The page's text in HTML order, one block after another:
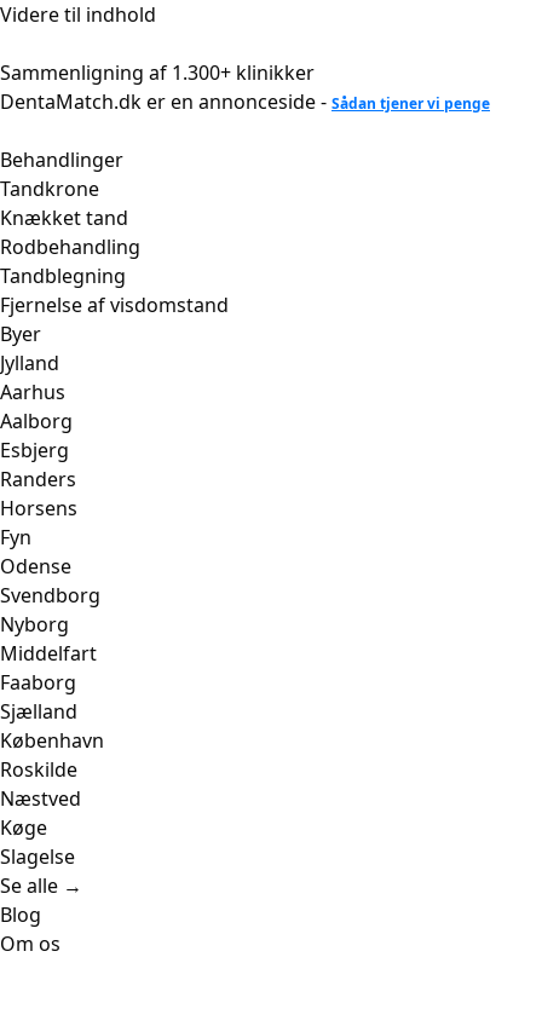
Videre til indhold
Sammenligning af 1.300+ klinikker
DentaMatch.dk er en annonceside - Sådan tjener vi penge
Behandlinger
Tandkrone
Knækket tand
Rodbehandling
Tandblegning
Fjernelse af visdomstand
Byer
Jylland
Aarhus
Aalborg
Esbjerg
Randers
Horsens
Fyn
Odense
Svendborg
Nyborg
Middelfart
Faaborg
Sjælland
København
Roskilde
Næstved
Køge
Slagelse
Se alle →
Blog
Om os